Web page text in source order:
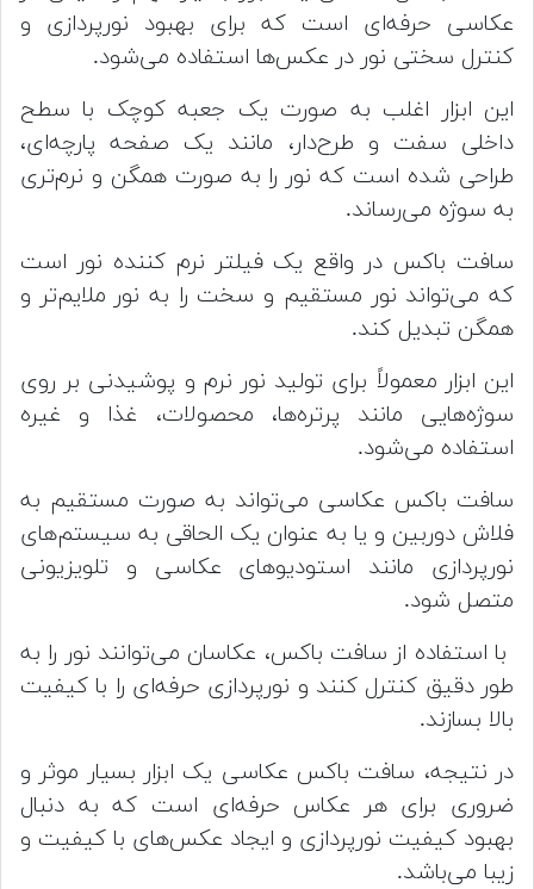
عکاسی حرفه‌ای است که برای بهبود نورپردازی و
کنترل سختی نور در عکس‌ها استفاده می‌شود.
این ابزار اغلب به صورت یک جعبه کوچک با سطح
داخلی سفت و طرح‌دار، مانند یک صفحه پارچه‌ای،
طراحی شده است که نور را به صورت همگن و نرم‌تری
به سوژه می‌رساند.
سافت باکس در واقع یک فیلتر نرم کننده نور است
که می‌تواند نور مستقیم و سخت را به نور ملایم‌تر و
همگن تبدیل کند.
این ابزار معمولاً برای تولید نور نرم و پوشیدنی بر روی
سوژه‌هایی مانند پرتره‌ها، محصولات، غذا و غیره
استفاده می‌شود.
سافت باکس عکاسی می‌تواند به صورت مستقیم به
فلاش دوربین و یا به عنوان یک الحاقی به سیستم‌های
نورپردازی مانند استودیوهای عکاسی و تلویزیونی
متصل شود.
با استفاده از سافت باکس، عکاسان می‌توانند نور را به
طور دقیق کنترل کنند و نورپردازی حرفه‌ای را با کیفیت
بالا بسازند.
در نتیجه، سافت باکس عکاسی یک ابزار بسیار موثر و
ضروری برای هر عکاس حرفه‌ای است که به دنبال
بهبود کیفیت نورپردازی و ایجاد عکس‌های با کیفیت و
زیبا می‌باشد.